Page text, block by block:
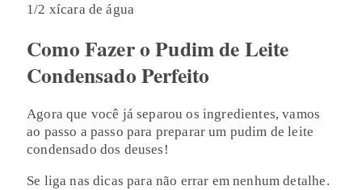
1/2 xícara de água
Como Fazer o Pudim de Leite
Condensado Perfeito
Agora que você já separou os ingredientes, vamos
ao passo a passo para preparar um pudim de leite
condensado dos deuses!
Se liga nas dicas para não errar em nenhum detalhe.